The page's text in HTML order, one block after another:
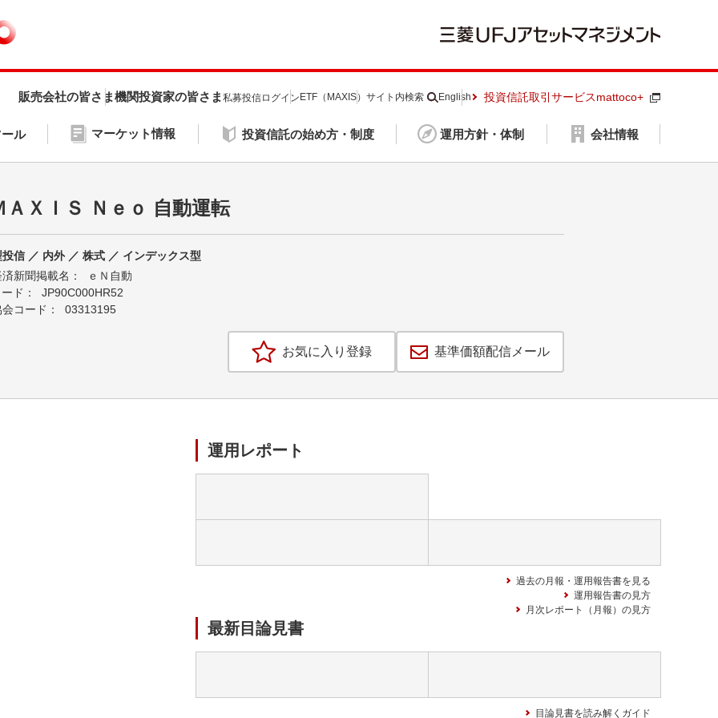
ル マーケット情報 投資信託の始め方・制度 運用方針・体制 会社情報
販売会社の皆さま機関投資家の皆さま 私募投信ログイン ETF（MAXIS） サイト内検索 English 投資信託取引サービスmattoco+
ＡＸＩＳ Ｎｅｏ 自動運転
信 ／ 内外 ／ 株式 ／ インデックス型
新聞掲載名：
ｅＮ自動
ド：
JP90C000HR52
コード：
03313195
お気に入り登録 基準価額配信メール
運用レポート
過去の月報・運用報告書を見る
運用報告書の見方
月次レポート（月報）の見方
最新目論見書
目論見書を読み解くガイド